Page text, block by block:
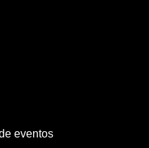
eventos